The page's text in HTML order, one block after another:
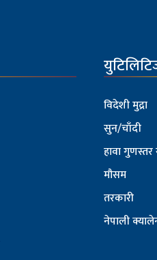
विदेशी मुद्रा
सुन/चाँदी
हावा
मौसम
तरकारी
नेपाली